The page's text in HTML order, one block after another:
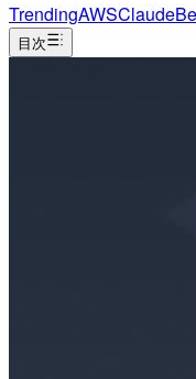
TrendingAWSClaude
目次